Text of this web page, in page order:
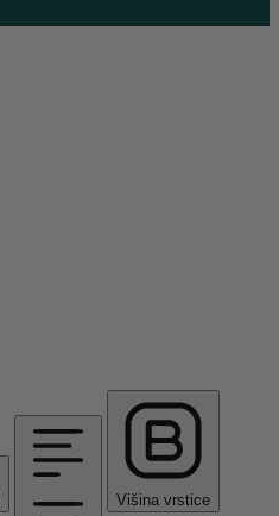
Višina vrstice